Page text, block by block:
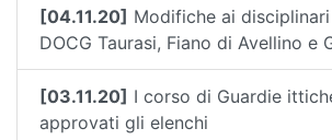
[04.11.20] Modifiche ai
DOCG Taurasi, Fiano di Avellino e
[03.11.20] I corso di Guardie
approvati gli elenchi